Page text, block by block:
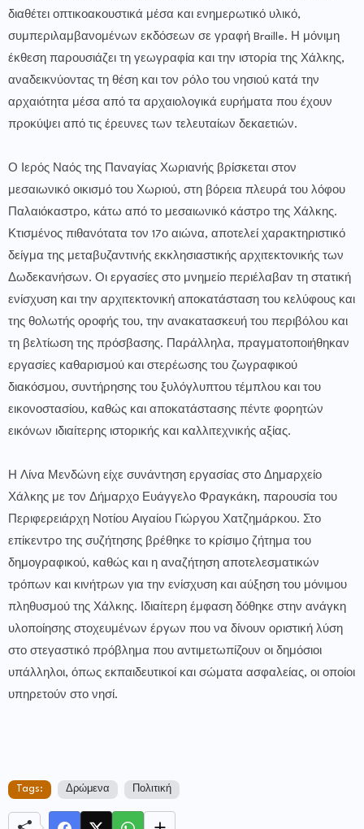
διαθέτει οπτικοακουστικά μέσα και ενημερωτικό υλικό,
συμπεριλαμβανομένων εκδόσεων σε γραφή Braille. Η μόνιμη
έκθεση παρουσιάζει τη γεωγραφία και την ιστορία της Χάλκης,
αναδεικνύοντας τη θέση και τον ρόλο του νησιού κατά την
αρχαιότητα μέσα από τα αρχαιολογικά ευρήματα που έχουν
προκύψει από τις έρευνες των τελευταίων δεκαετιών.
Ο Ιερός Ναός της Παναγίας Χωριανής βρίσκεται στον
μεσαιωνικό οικισμό του Χωριού, στη βόρεια πλευρά του λόφου
Παλαιόκαστρο, κάτω από το μεσαιωνικό κάστρο της Χάλκης.
Κτισμένος πιθανότατα τον 17ο αιώνα, αποτελεί χαρακτηριστικό
δείγμα της μεταβυζαντινής εκκλησιαστικής αρχιτεκτονικής των
Δωδεκανήσων. Οι εργασίες στο μνημείο περιέλαβαν τη στατική
ενίσχυση και την αρχιτεκτονική αποκατάσταση του κελύφους και
της θολωτής οροφής του, την ανακατασκευή του περιβόλου και
τη βελτίωση της πρόσβασης. Παράλληλα, πραγματοποιήθηκαν
εργασίες καθαρισμού και στερέωσης του ζωγραφικού
διακόσμου, συντήρησης του ξυλόγλυπτου τέμπλου και του
εικονοστασίου, καθώς και αποκατάστασης πέντε φορητών
εικόνων ιδιαίτερης ιστορικής και καλλιτεχνικής αξίας.
Η Λίνα Μενδώνη είχε συνάντηση εργασίας στο Δημαρχείο
Χάλκης με τον Δήμαρχο Ευάγγελο Φραγκάκη, παρουσία του
Περιφερειάρχη Νοτίου Αιγαίου Γιώργου Χατζημάρκου. Στο
επίκεντρο της συζήτησης βρέθηκε το κρίσιμο ζήτημα του
δημογραφικού, καθώς και η αναζήτηση αποτελεσματικών
τρόπων και κινήτρων για την ενίσχυση και αύξηση του μόνιμου
πληθυσμού της Χάλκης. Ιδιαίτερη έμφαση δόθηκε στην ανάγκη
υλοποίησης στοχευμένων έργων που να δίνουν οριστική λύση
στο στεγαστικό πρόβλημα που αντιμετωπίζουν οι δημόσιοι
υπάλληλοι, όπως εκπαιδευτικοί και σώματα ασφαλείας, οι οποίοι
υπηρετούν στο νησί.
Tags: Δρώμενα Πολιτική